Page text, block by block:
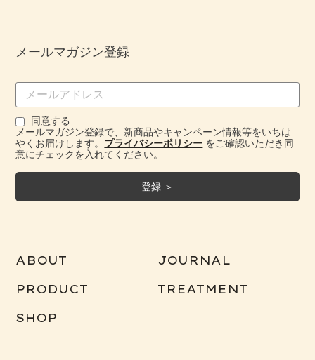
メールマガジン登録
同意する
メールマガジン登録で、新商品やキャンペーン情報等をいちは
やくお届けします。 プライバシーポリシー をご確認いただき同
意にチェックを入れてください。
ABOUT JOURNAL
PRODUCT TREATMENT
SHOP